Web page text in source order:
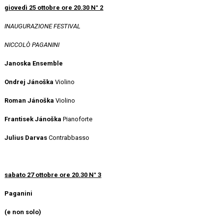
giovedì 25 ottobre ore 20.30 N° 2
INAUGURAZIONE FESTIVAL
NICCOLÒ PAGANINI
Janoska Ensemble
Ondrej Jánoška Violino
Roman Jánoška Violino
Frantisek Jánoška Pianoforte
Julius Darvas Contrabbasso
sabato 27 ottobre ore 20.30 N° 3
Paganini
(e non solo)